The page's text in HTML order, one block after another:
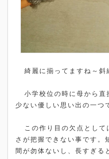
綺麗に揃ってますね～斜
小学校位の時に母から直
少ない優しい思い出の一つ
この作り目の欠点として
さが把握できない事です。
間が勿体ないし、長すぎる